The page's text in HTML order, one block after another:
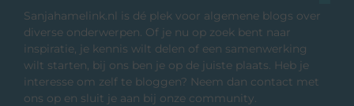
Sanjahamelink.nl is dé plek voor algemene blogs over
diverse onderwerpen. Of je nu op zoek bent naar
inspiratie, je kennis wilt delen of een samenwerking
wilt starten, bij ons ben je op de juiste plaats. Heb je
interesse om zelf te bloggen? Neem dan contact met
ons op en sluit je aan bij onze community.